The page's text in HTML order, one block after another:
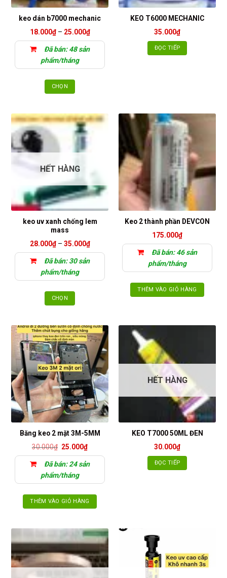
keo dán b7000 mechanic
18.000₫ – 25.000₫Khoảng
giá:
18.000₫
Đã bán: 48 sản
phẩm/tháng
CHỌN
này
biến
Các
tùy
chọn
có
được
trên
trang
sản
phẩm
KEO T6000 MECHANIC
35.000₫
ĐỌC TIẾP
HẾT HÀNG
keo uv xanh chống lem
mass
28.000₫ – 35.000₫Khoảng
giá:
28.000₫
Đã bán: 30 sản
phẩm/tháng
CHỌN
này
có
nhiều
biến
thể.
Các
tùy
chọn
có
được
chọn
sản
Keo 2 thành phần DEVCON
175.000₫
Đã bán: 46 sản
phẩm/tháng
THÊM VÀO GIỎ HÀNG
Băng keo 2 mặt 3M-5MM
30.000₫ Giá
là:
30.000₫.
25.000₫Giá
là:
Đã bán: 24 sản
phẩm/tháng
THÊM VÀO GIỎ HÀNG
HẾT HÀNG
KEO T7000 50ML ĐEN
30.000₫
ĐỌC TIẾP